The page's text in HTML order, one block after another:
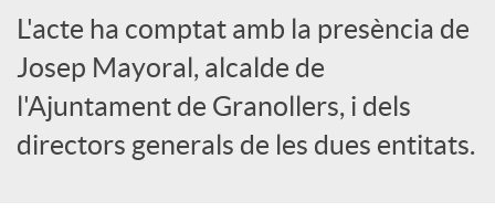
o
c
i
L'acte ha comptat amb la presència de
Josep Mayoral, alcalde de
l'Ajuntament de Granollers, i dels
directors generals de les dues entitats.